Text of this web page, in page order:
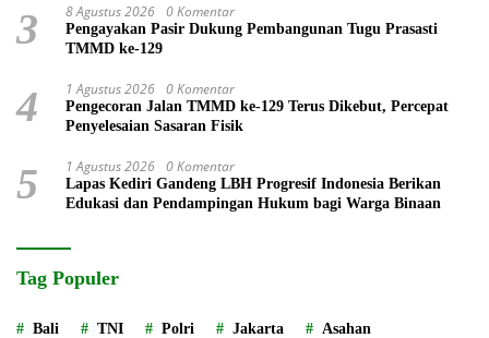
3 8 Agustus 2026 0 Komentar
Pengayakan Pasir Dukung Pembangunan Tugu Prasasti
TMMD ke-129
4 1 Agustus 2026 0 Komentar
Pengecoran Jalan TMMD ke-129 Terus Dikebut, Percepat
Penyelesaian Sasaran Fisik
5 1 Agustus 2026 0 Komentar
Lapas Kediri Gandeng LBH Progresif Indonesia Berikan
Edukasi dan Pendampingan Hukum bagi Warga Binaan
Tag Populer
Bali TNI Polri Jakarta Asahan